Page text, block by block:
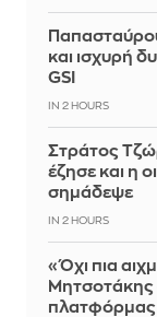
και ισχυρή
GSI
IN 2 HOURS
Στράτος
έζησε και η
σημάδεψε
IN 2 HOURS
«Όχι πια
Μητσοτάκης
πλατφόρμας